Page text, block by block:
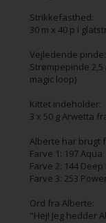
Strikkefasthed:
30 m x 40 p i
Vejledende pinde:
Strømpepinde
magic loop)
Kittet indeholder:
3 x 50 g Arwetta
Alberte har brugt
Farve 1: 197 Aqua
Farve 2: 144
Farve 3: 253
Ord fra Alberte:
"Hej! Jeg hedder